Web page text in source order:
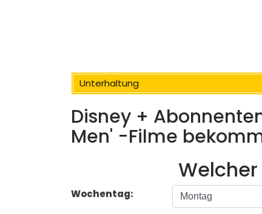
Unterhaltung
Disney +
Men' -Filme
Welcher
Wochentag: